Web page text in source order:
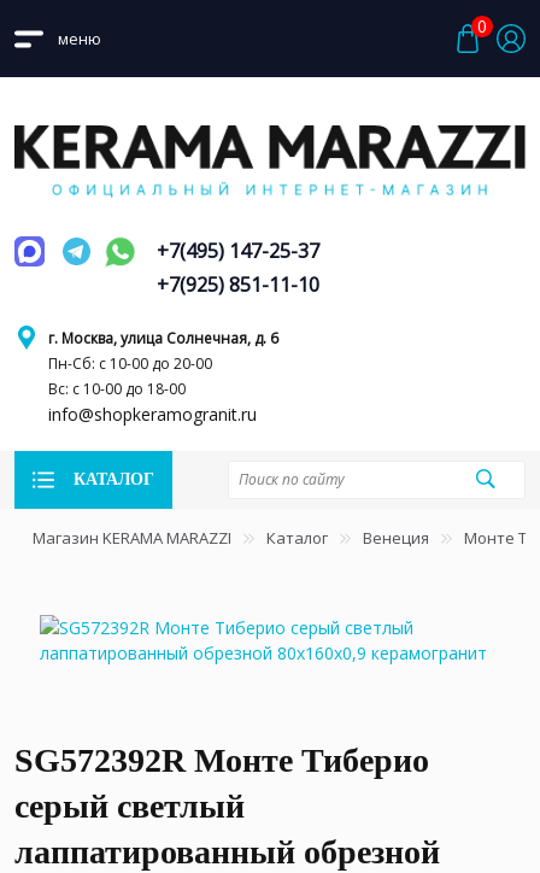
меню
0
г. Москва, улица Солнечная, д. 6
Пн-Сб: с 10-00 до 20-00
Вс: с 10-00 до 18-00
info@shopkeramogranit.ru
+7(495) 147-25-37
+7(925) 851-11-10
КАТАЛОГ
Магазин KERAMA MARAZZI Каталог Венеция Монте
SG572392R Монте Тиберио
серый светлый
лаппатированный обрезной